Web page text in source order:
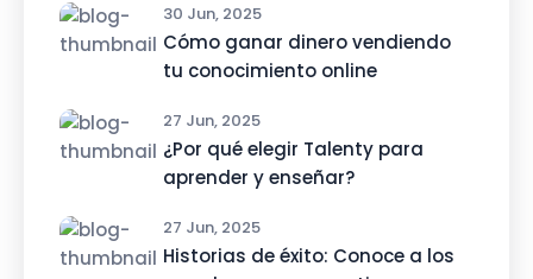
30 Jun, 2025
Cómo ganar dinero vendiendo
tu conocimiento online
27 Jun, 2025
¿Por qué elegir Talenty para
aprender y enseñar?
27 Jun, 2025
Historias de éxito: Conoce a los